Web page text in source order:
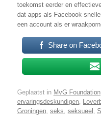
toekomst eerder en
dat apps als Facebook
een account als er
Share on
Geplaatst in MvG Foundation
ervaringsdeskundigen,
Groningen, seks, seksueel ,